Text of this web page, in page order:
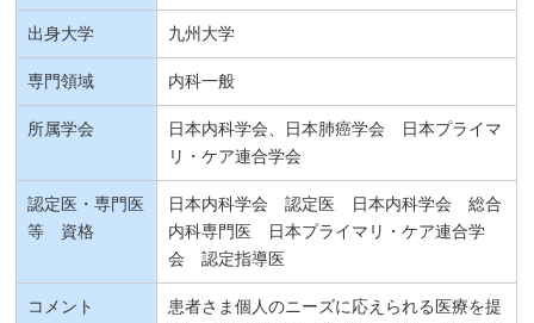
出身大学 九州大学
専門領域 内科一般
所属学会
日本内科学会、日本肺癌学会 日本プライマ
リ・ケア連合学会
認定医・専門医
等 資格
日本内科学会 認定医 日本内科学会 総合
内科専門医 日本プライマリ・ケア連合学
会 認定指導医
コメント
患者さま個人のニーズに応えられる医療を提